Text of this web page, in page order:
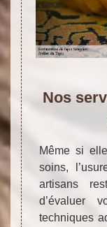
Nos
Même si
soins,
artisans
d’évaluer
techniques